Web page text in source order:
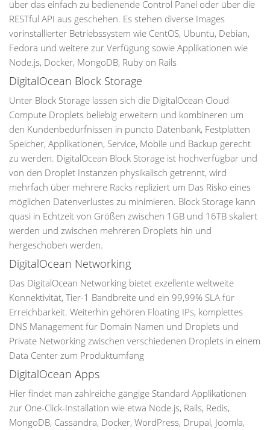
über das einfach zu bedienende Control Panel oder über die
RESTful API aus geschehen. Es stehen diverse Images
vorinstallierter Betriebssystem wie CentOS, Ubuntu, Debian,
Fedora und weitere zur Verfügung sowie Applikationen wie
Node.js, Docker, MongoDB, Ruby on Rails
DigitalOcean Block Storage
Unter Block Storage lassen sich die DigitalOcean Cloud
Compute Droplets beliebig erweitern und kombineren um
den Kundenbedürfnissen in puncto Datenbank, Festplatten
Speicher, Applikationen, Service, Mobile und Backup gerecht
zu werden. DigitalOcean Block Storage ist hochverfügbar und
von den Droplet Instanzen physikalisch getrennt, wird
mehrfach über mehrere Racks repliziert um Das Risko eines
möglichen Datenverlustes zu minimieren. Block Storage kann
quasi in Echtzeit von Größen zwischen 1GB und 16TB skaliert
werden und zwischen mehreren Droplets hin und
hergeschoben werden.
DigitalOcean Networking
Das DigitalOcean Networking bietet exzellente weltweite
Konnektivität, Tier-1 Bandbreite und ein 99,99% SLA für
Erreichbarkeit. Weiterhin gehören Floating IPs, komplettes
DNS Management für Domain Namen und Droplets und
Private Networking zwischen verschiedenen Droplets in einem
Data Center zum Produktumfang
DigitalOcean Apps
Hier findet man zahlreiche gängige Standard Applikationen
zur One-Click-Installation wie etwa Node.js, Rails, Redis,
MongoDB, Cassandra, Docker, WordPress, Drupal, Joomla,